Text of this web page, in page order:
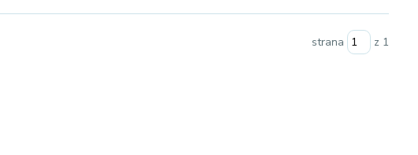
strana z 1